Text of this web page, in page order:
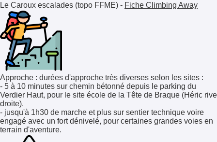
Le Caroux escalades (topo FFME) - Fiche Climbing Away
Approche : durées d'approche très diverses selon les sites :
- 5 à 10 minutes sur chemin bétonné depuis le parking du
Verdier Haut, pour le site école de la Tête de Braque (Héric rive
droite).
- jusqu'à 1h30 de marche et plus sur sentier technique voire
engagé avec un fort dénivelé, pour certaines grandes voies en
terrain d'aventure.